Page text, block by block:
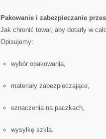
Pakowanie i zabezpieczanie
Jak chronić towar, aby dotarły w
Opisujemy:
wybór opakowania,
materiały zabezpieczające,
oznaczenia na paczkach,
wysyłkę szkła.